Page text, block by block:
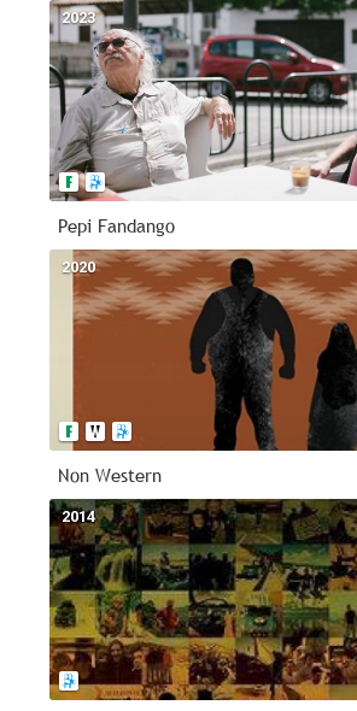
2023
Pepi Fandango
2020
Non Western
2014